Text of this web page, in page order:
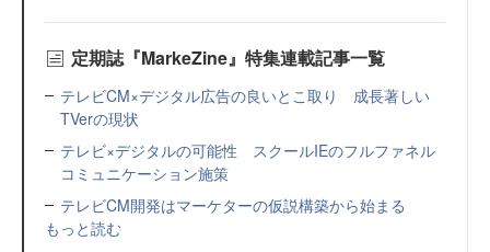
定期誌『MarkeZine』特集連載記事一覧
テレビCM×デジタル広告の良いとこ取り 成長著しい
TVerの現状
テレビ×デジタルの可能性 スクールIEのフルファネル
コミュニケーション施策
テレビCM開発はマーケターの仮説構築から始まる
もっと読む